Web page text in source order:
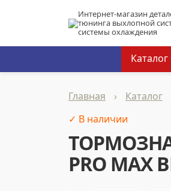
Интернет-магазин
тюнинга выхлопной
системы охлаждения
Каталог
Главная › Каталог
✓ В наличии
PRO MAX